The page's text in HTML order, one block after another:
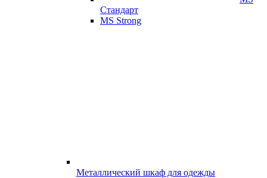
Стандарт
MS Strong
Металлический шкаф для одежды